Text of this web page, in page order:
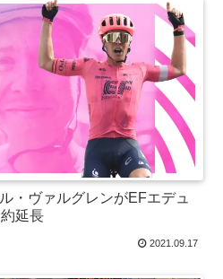
・ヴァルグレンがEFエデュ
延長
2021.09.17